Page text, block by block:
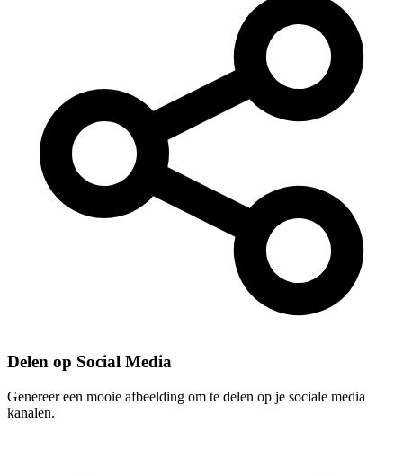
Delen op Social Media
Genereer een mooie afbeelding om te delen op je sociale media
kanalen.